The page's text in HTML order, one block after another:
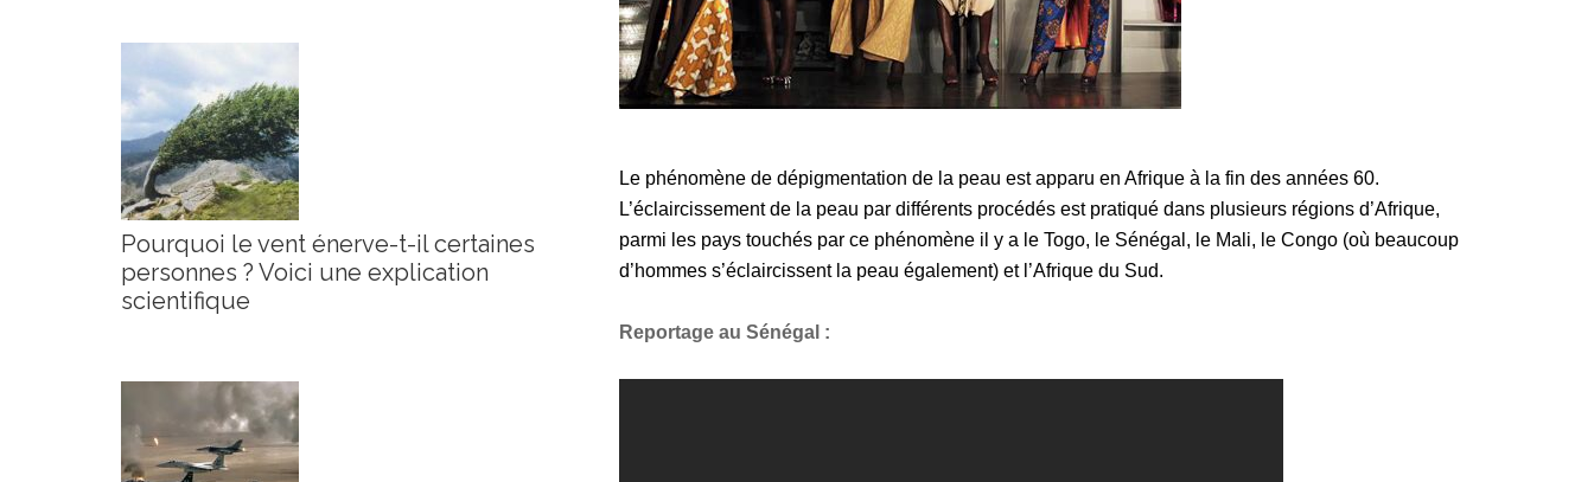
Le phénomène de dépigmentation de la peau est apparu en Afrique à la fin des années 60.
L’éclaircissement de la peau par différents procédés est pratiqué dans plusieurs régions d’Afrique,
parmi les pays touchés par ce phénomène il y a le Togo, le Sénégal, le Mali, le Congo (où beaucoup
d’hommes s’éclaircissent la peau également) et l’Afrique du Sud.
Reportage au Sénégal :
Pourquoi le vent énerve-t-il certaines
personnes ? Voici une explication
scientifique